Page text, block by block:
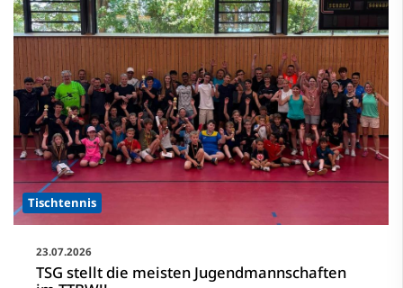
Tischtennis
23.07.2026
TSG stellt die meisten Jugendmannschaften